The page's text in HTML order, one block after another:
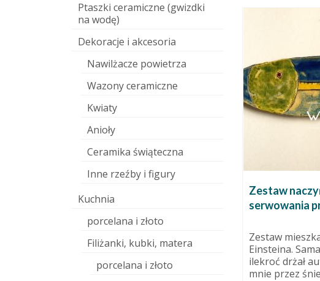
Czy też wazon. Na suche bukiety
ciemnozielonym szkliwem.
Ręcznie modelowany na dwóch
formach,...
Zestaw
serwowania
Zestaw
Einsteina.
ilekroć drżał
mnie przez
Ptaszki ceramiczne (gwizdki
na wodę)
Dekoracje i akcesoria
Nawilżacze powietrza
Wazony ceramiczne
Kwiaty
Anioły
Ceramika świąteczna
Inne rzeźby i figury
Kuchnia
porcelana i złoto
Filiżanki, kubki, matera
porcelana i złoto